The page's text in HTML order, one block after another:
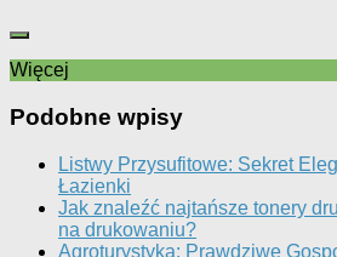
Więcej
Podobne wpisy
Listwy Przysufitowe: Sekret
Łazienki
Jak znaleźć najtańsze tonery
na drukowaniu?
Agroturystyka: Prawdziwe